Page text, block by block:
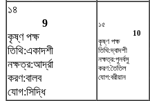
১৪
9
কৃষ্ণ পক্ষ
তিথি:একাদশী
নক্ষত্র:আর্দ্রা
করণ:বালব
যোগ:সিদ্ধি
১৫
10
কৃষ্ণ পক্ষ
তিথি:দ্বাদশী
নক্ষত্র:পুনর্বসু
করণ:তৈতিল
যোগ:বরীয়ান